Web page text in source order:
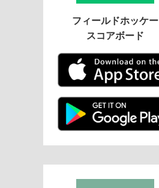
フィールドホッケー
スコアボード